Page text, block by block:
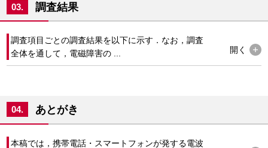
03. 調査結果
調査項目ごとの調査結果を以下に示す．なお，調査
全体を通して，電磁障害の ...
開く
04. あとがき
本稿では，携帯電話・スマートフォンが発する電波